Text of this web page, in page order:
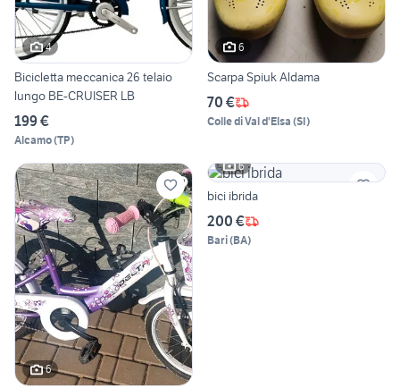
4
Bicicletta meccanica 26 telaio
lungo BE-CRUISER LB
199 €
Alcamo(TP)
6
Scarpa Spiuk Aldama
70 €
Colle di Val d'Elsa (SI)
6
6
bici ibrida
200 €
Bari(BA)